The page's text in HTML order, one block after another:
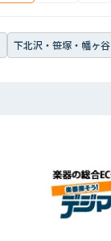
下北沢・笹塚・幡ヶ谷